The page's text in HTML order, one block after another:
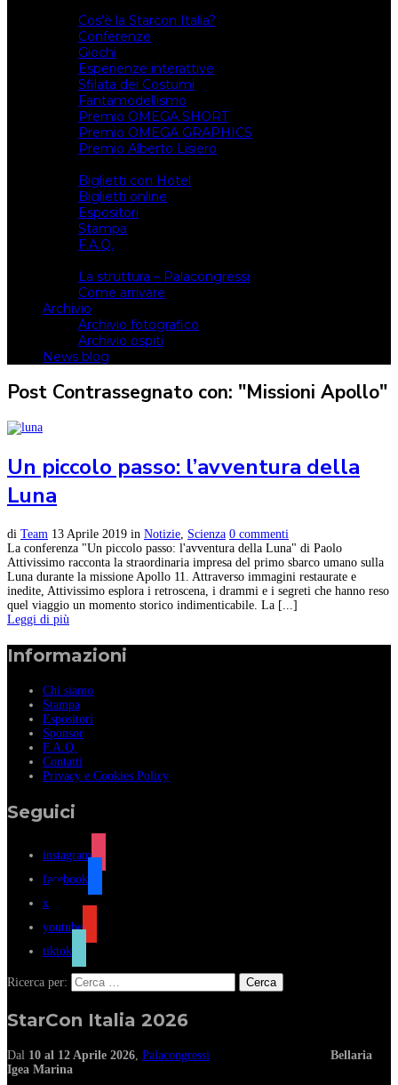
Cos’è la Starcon Italia?
Conferenze
Giochi
Esperienze interattive
Sfilata dei Costumi
Fantamodellismo
Premio OMEGA SHORT
Premio OMEGA GRAPHICS
Premio Alberto Lisiero
Biglietti con Hotel
Biglietti online
Espositori
Stampa
F.A.Q.
La struttura – Palacongressi
Come arrivare
Archivio
Archivio fotografico
Archivio ospiti
News blog
Post Contrassegnato con: "Missioni Apollo"
Un piccolo passo: l’avventura della
Luna
di Team 13 Aprile 2019 in Notizie Scienza 0 commenti
La conferenza "Un piccolo passo: l'avventura della Luna" di Paolo
Attivissimo racconta la straordinaria impresa del primo sbarco umano sulla
Luna durante la missione Apollo 11. Attraverso immagini restaurate e
inedite, Attivissimo esplora i retroscena, i drammi e i segreti che hanno reso
quel viaggio un momento storico indimenticabile. La [...]
Leggi di più
Informazioni
Chi siamo
Stampa
Espositori
Sponsor
F.A.Q.
Contatti
Privacy e Cookies Policy
Seguici
instagram
facebook
x
youtube
tiktok
Ricerca per:
StarCon Italia 2026
Dal 10 al 12 Aprile 2026 Palacongressi
Bellaria
Igea Marina